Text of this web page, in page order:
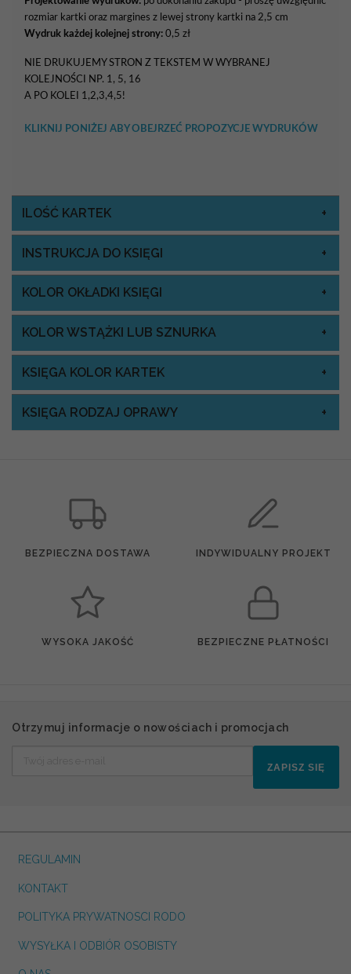
rozmiar kartki oraz margines z lewej strony kartki na 2,5 cm
Wydruk każdej kolejnej strony: 0,5 zł
NIE DRUKUJEMY STRON Z TEKSTEM W WYBRANEJ
KOLEJNOŚCI NP. 1, 5, 16
A PO KOLEI 1,2,3,4,5!
KLIKNIJ PONIŻEJ ABY OBEJRZEĆ PROPOZYCJE WYDRUKÓW
ILOŚĆ KARTEK
INSTRUKCJA DO KSIĘGI
KOLOR OKŁADKI KSIĘGI
KOLOR WSTĄŻKI LUB SZNURKA
KSIĘGA KOLOR KARTEK
KSIĘGA RODZAJ OPRAWY
BEZPIECZNA DOSTAWA INDYWIDUALNY PROJEKT
WYSOKA JAKOŚĆ BEZPIECZNE PŁATNOŚCI
Otrzymuj informacje o nowościach i promocjach
ZAPISZ SIĘ
REGULAMIN
KONTAKT
POLITYKA PRYWATNOSCI RODO
WYSYŁKA I ODBIÓR OSOBISTY